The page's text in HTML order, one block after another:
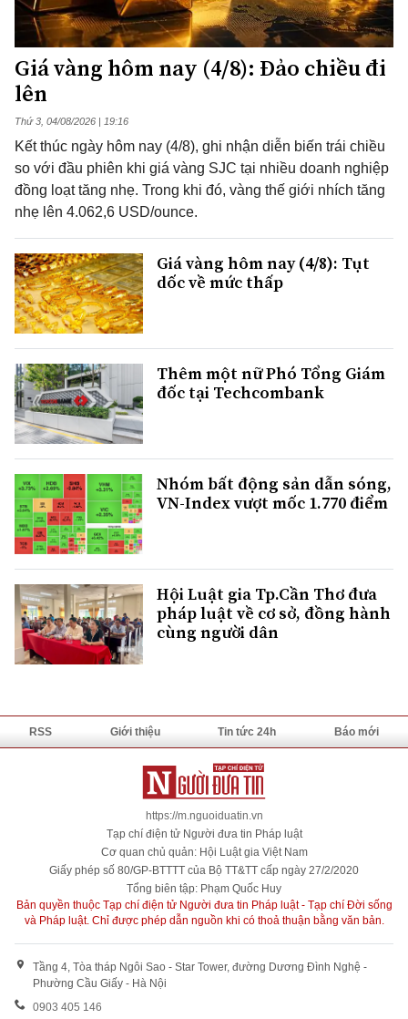
Giá vàng hôm nay (4/8): Đảo chiều đi
lên
Thứ 3, 04/08/2026 | 19:16
Kết thúc ngày hôm nay (4/8), ghi nhận diễn biến trái chiều
so với đầu phiên khi giá vàng SJC tại nhiều doanh nghiệp
đồng loạt tăng nhẹ. Trong khi đó, vàng thế giới nhích tăng
nhẹ lên 4.062,6 USD/ounce.
Giá vàng hôm nay (4/8): Tụt
dốc về mức thấp
Thêm một nữ Phó Tổng Giám
đốc tại Techcombank
Nhóm bất động sản dẫn sóng,
VN-Index vượt mốc 1.770 điểm
Hội Luật gia Tp.Cần Thơ đưa
pháp luật về cơ sở, đồng hành
cùng người dân
RSS Giới thiệu Tin tức 24h Báo mới
https://m.nguoiduatin.vn
Tạp chí điện tử Người đưa tin Pháp luật
Cơ quan chủ quản: Hội Luật gia Việt Nam
Giấy phép số 80/GP-BTTTT của Bộ TT&TT cấp ngày 27/2/2020
Tổng biên tập: Phạm Quốc Huy
Bản quyền thuộc Tạp chí điện tử Người đưa tin Pháp luật - Tạp chí Đời sống
và Pháp luật. Chỉ được phép dẫn nguồn khi có thoả thuận bằng văn bản.
Tầng 4, Tòa tháp Ngôi Sao - Star Tower, đường Dương Đình Nghệ -
Phường Cầu Giấy - Hà Nội
0903 405 146